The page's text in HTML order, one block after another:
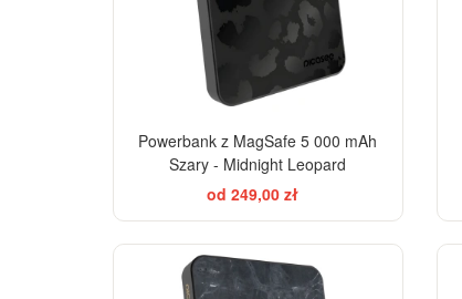
Powerbank z MagSafe 5 000 mAh
Szary - Midnight Leopard
od 249,00 zł